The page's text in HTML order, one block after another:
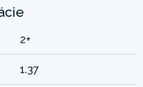
2+
1.37